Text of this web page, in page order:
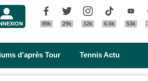
Facebook
89k
Twitter
29k
Instagram
12k
Tik Tok
6.5k 53k
d'après Tour Tennis Actu